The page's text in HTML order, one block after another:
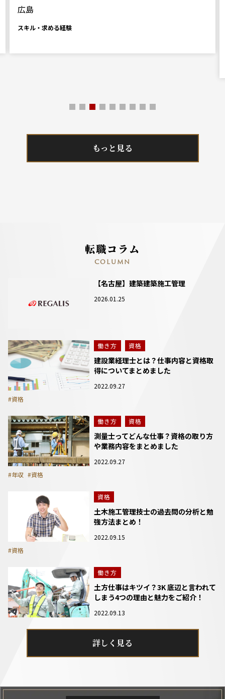
広島
スキル・求める経験
もっと見る
転職コラム
COLUMN
【名古屋】建築建築施工管理
2026.01.25
働き方 資格
建設業経理士とは？仕事内容と資格取
得についてまとめました
2022.09.27
#資格
働き方 資格
測量士ってどんな仕事？資格の取り方
や業務内容をまとめました
2022.09.27
#年収 #資格
資格
土木施工管理技士の過去問の分析と勉
強方法まとめ！
2022.09.15
#資格
働き方
土方仕事はキツイ？3K 底辺と言われて
しまう4つの理由と魅力をご紹介！
2022.09.13
詳しく見る